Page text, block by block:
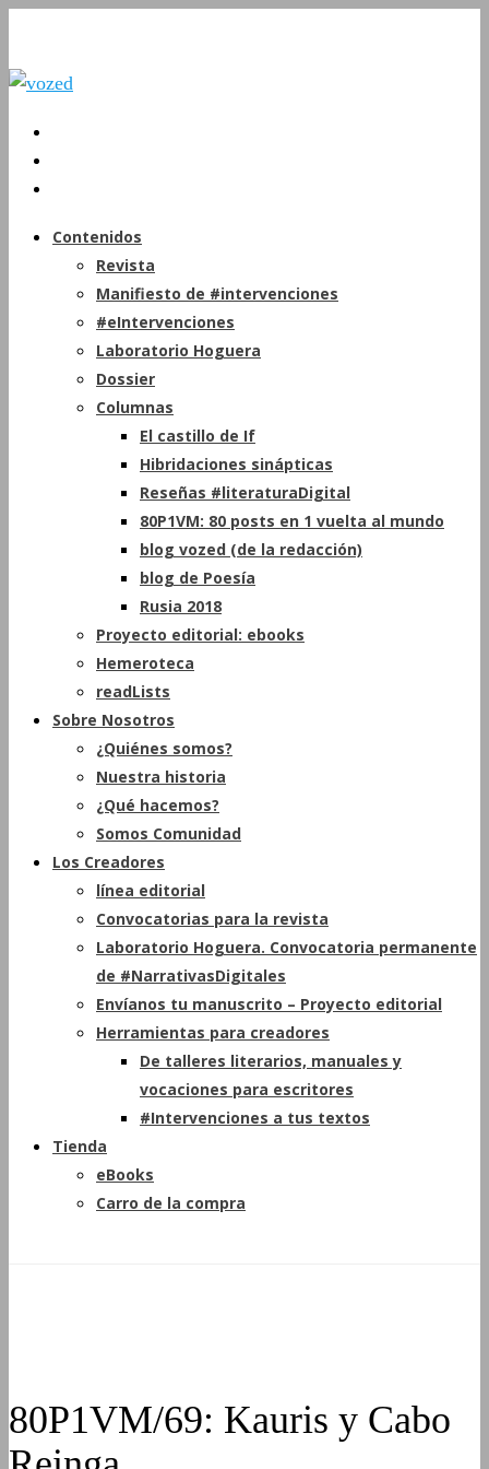
Contenidos
Revista
Manifiesto de #intervenciones
#eIntervenciones
Laboratorio Hoguera
Dossier
Columnas
El castillo de If
Hibridaciones sinápticas
Reseñas #literaturaDigital
80P1VM: 80 posts en 1 vuelta al mundo
blog vozed (de la redacción)
blog de Poesía
Rusia 2018
Proyecto editorial: ebooks
Hemeroteca
readLists
Sobre Nosotros
¿Quiénes somos?
Nuestra historia
¿Qué hacemos?
Somos Comunidad
Los Creadores
línea editorial
Convocatorias para la revista
Laboratorio Hoguera. Convocatoria permanente
de #NarrativasDigitales
Envíanos tu manuscrito – Proyecto editorial
Herramientas para creadores
De talleres literarios, manuales y
vocaciones para escritores
#Intervenciones a tus textos
Tienda
eBooks
Carro de la compra
80P1VM/69: Kauris y Cabo